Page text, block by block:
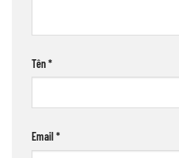
Tên*
Email*